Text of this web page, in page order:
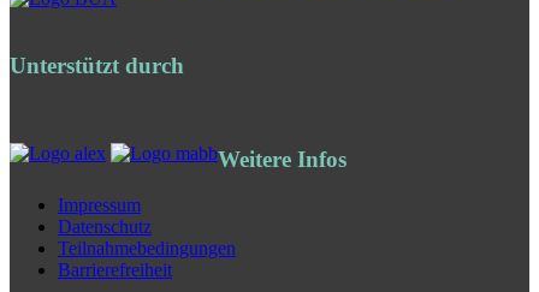
Unterstützt durch
Weitere Infos
Impressum
Datenschutz
Teilnahmebedingungen
Barrierefreiheit